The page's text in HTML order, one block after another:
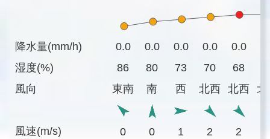
降水量(mm/h)
湿度(%)
風向
風速(m/s)
0.0 0.0 0.0 0.0 0.0
86
80 73 70 68
東南
南 西 北西 北西 北
0 0 1 2 2